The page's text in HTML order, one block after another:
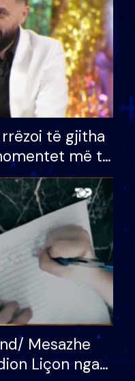
të gjitha
më të
VIP: Do më
kur…
Mesazhe
Liçon nga